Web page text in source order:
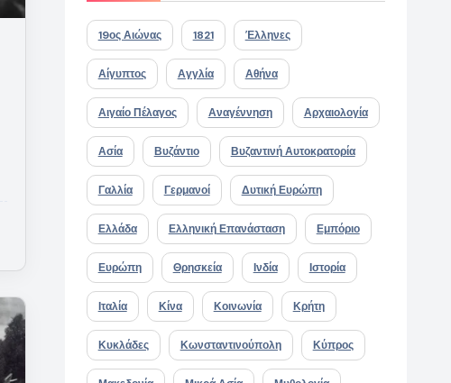
19ος Αιώνας 1821 Έλληνες
Αίγυπτος Αγγλία Αθήνα
Αιγαίο Πέλαγος Αναγέννηση Αρχαιολογία
Ασία Βυζάντιο Βυζαντινή Αυτοκρατορία
Γαλλία Γερμανοί Δυτική Ευρώπη
Ελλάδα Ελληνική Επανάσταση Εμπόριο
Ευρώπη Θρησκεία Ινδία Ιστορία
Ιταλία Κίνα Κοινωνία Κρήτη
Κυκλάδες Κωνσταντινούπολη Κύπρος